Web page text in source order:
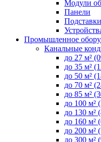
Модули
Панели
Подставки
Промышленное
Канальные
до 27 м²
до 35 м²
до 50 м²
до 70 м²
до 85 м²
до 100 м²
до 130 м²
до 160 м²
до 200 м²
до 300 м²